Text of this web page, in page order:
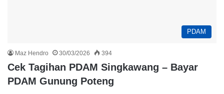
PDAM
Maz Hendro 30/03/2026 394
Cek Tagihan PDAM Singkawang – Bayar
PDAM Gunung Poteng